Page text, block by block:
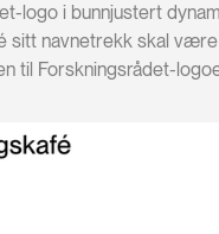
logo i bunnjustert
sitt navnetrekk skal
til Forskningsrådet-